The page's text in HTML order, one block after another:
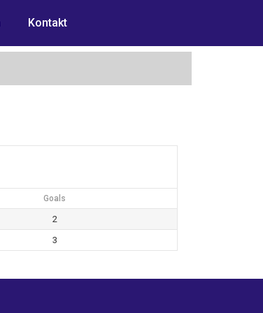
Kontakt
Goals
2
3